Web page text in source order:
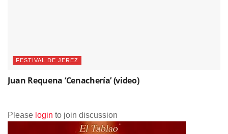
FESTIVAL DE JEREZ
Juan Requena ‘Cenachería’ (video)
Please login to join discussion